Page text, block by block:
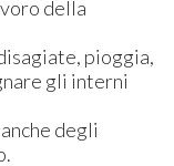
della
pioggia,
gli interni
degli